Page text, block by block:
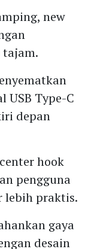
new
tajam.
USB Type-C
depan
hook
pengguna
lebih praktis.
gaya
desain